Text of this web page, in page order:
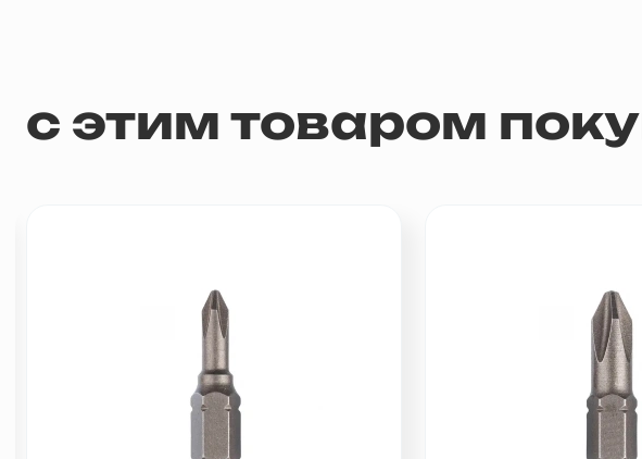
с этим товаром